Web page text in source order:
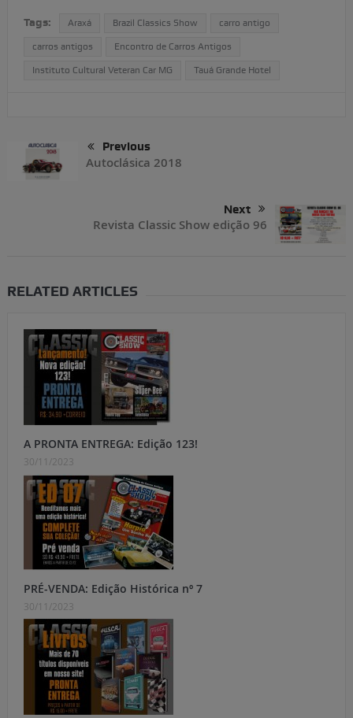
Tags: Araxá Brazil Classics Show carro antigo
carros antigos Encontro de Carros Antigos
Instituto Cultural Veteran Car MG Tauá Grande Hotel
Previous
Autoclásica 2018
Next
Revista Classic Show edição 96
RELATED ARTICLES
A PRONTA ENTREGA: Edição 123!
30/11/2023
PRÉ-VENDA: Edição Histórica nº 7
30/11/2023